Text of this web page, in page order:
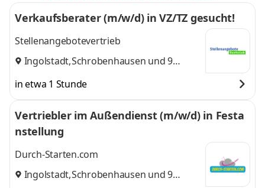
Verkaufsberater (m/w/d) in VZ/TZ gesucht!
Stellenangebotevertrieb
Ingolstadt,Schrobenhausen und 9
in etwa 1 Stunde
Vertriebler im Außendienst (m/w/d) in Festa
nstellung
Durch-Starten.com
Ingolstadt,Schrobenhausen und 9